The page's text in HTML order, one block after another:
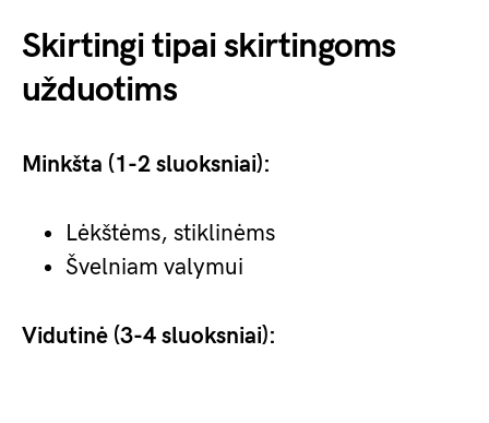
Skirtingi tipai skirtingoms
užduotims
Minkšta (1-2 sluoksniai):
Lėkštėms, stiklinėms
Švelniam valymui
Vidutinė (3-4 sluoksniai):